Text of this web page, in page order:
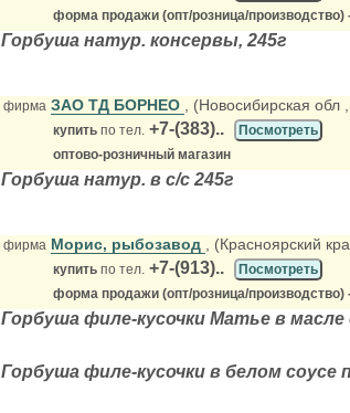
форма продажи (опт/розница/производство)
Горбуша натур. консервы, 245г
фирма ЗАО ТД БОРНЕО , (Новосибирская обл
купить по тел. +7-(383)..
Посмотреть
оптово-розничный магазин
Горбуша натур. в с/с 245г
фирма Морис, рыбозавод , (Красноярский
купить по тел. +7-(913)..
Посмотреть
форма продажи (опт/розница/производство)
Горбуша филе-кусочки Матье в масле
Горбуша филе-кусочки в белом соусе